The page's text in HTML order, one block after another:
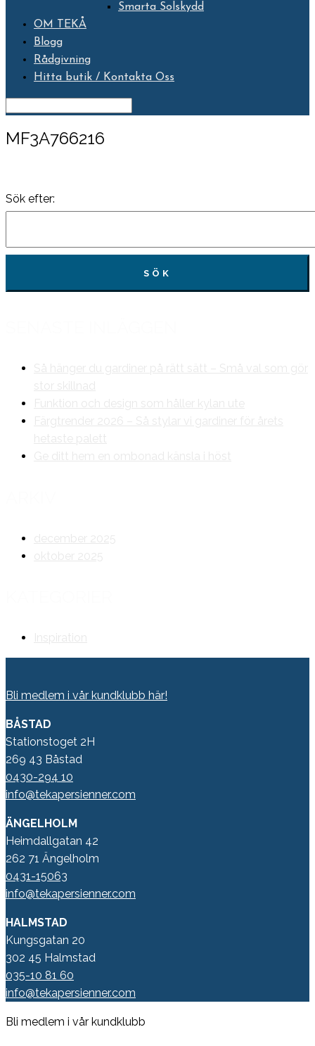
Smarta Solskydd
OM TEKÅ
Blogg
Rådgivning
Hitta butik / Kontakta Oss
MF3A766216
Sök efter:
Bli medlem i vår kundklubb här!
BÅSTAD
Stationstoget 2H
269 43 Båstad
0430-294 10
info@tekapersienner.com
ÄNGELHOLM
Heimdallgatan 42
262 71 Ängelholm
0431-15063
info@tekapersienner.com
HALMSTAD
Kungsgatan 20
302 45 Halmstad
035-10 81 60
info@tekapersienner.com
Bli medlem i vår kundklubb